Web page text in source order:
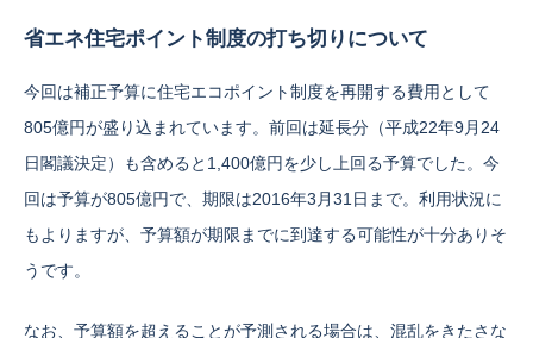
省エネ住宅ポイント制度の打ち切りについて
今回は補正予算に住宅エコポイント制度を再開する費用として
805億円が盛り込まれています。前回は延長分（平成22年9月24
日閣議決定）も含めると1,400億円を少し上回る予算でした。今
回は予算が805億円で、期限は2016年3月31日まで。利用状況に
もよりますが、予算額が期限までに到達する可能性が十分ありそ
うです。
なお、予算額を超えることが予測される場合は、混乱をきたさな